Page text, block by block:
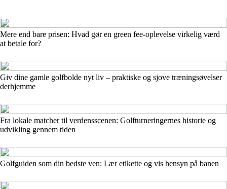
Mere end bare prisen: Hvad gør en green fee-oplevelse virkelig værd
at betale for?
Giv dine gamle golfbolde nyt liv – praktiske og sjove træningsøvelser
derhjemme
Fra lokale matcher til verdensscenen: Golfturneringernes historie og
udvikling gennem tiden
Golfguiden som din bedste ven: Lær etikette og vis hensyn på banen